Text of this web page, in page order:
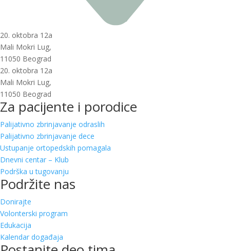
20. oktobra 12a
Mali Mokri Lug,
11050 Beograd
20. oktobra 12a
Mali Mokri Lug,
11050 Beograd
Za pacijente i porodice
Palijativno zbrinjavanje odraslih
Palijativno zbrinjavanje dece
Ustupanje ortopedskih pomagala
Dnevni centar – Klub
Podrška u tugovanju
Podržite nas
Donirajte
Volonterski program
Edukacija
Kalendar događaja